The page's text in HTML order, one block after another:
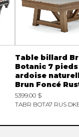
Table billard
Botanic 7
ardoise
Brun Foncé
5399.00 $
TABR BOTA7 RUS